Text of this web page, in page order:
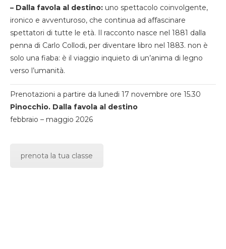
– Dalla favola al destino: uno spettacolo coinvolgente,
ironico e avventuroso, che continua ad affascinare
spettatori di tutte le età. Il racconto nasce nel 1881 dalla
penna di Carlo Collodi, per diventare libro nel 1883. non è
solo una fiaba: è il viaggio inquieto di un’anima di legno
verso l’umanità.
Prenotazioni a partire da lunedi 17 novembre ore 15.30
Pinocchio. Dalla favola al destino
febbraio – maggio 2026
prenota la tua classe